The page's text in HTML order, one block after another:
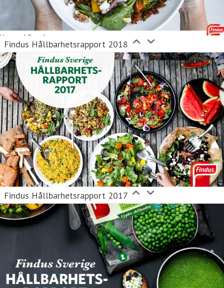
Findus Hållbarhetsrapport 2018
Findus Hållbarhetsrapport 2017